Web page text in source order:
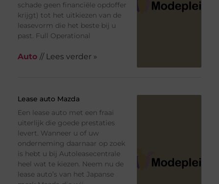
schade geen financiële opdoffer
krijgt) tot het uitkiezen van de
leasevorm die het beste bij u
past. Full Operational
Auto // Lees verder »
Lease auto Mazda
Een lease auto met een fraai
uiterlijk die goede prestaties
levert. Wanneer u of uw
onderneming daarnaar op zoek
is hebt u bij Autoleasecentrale
heel wat te kiezen. Neem nu de
lease auto’s van het Japanse